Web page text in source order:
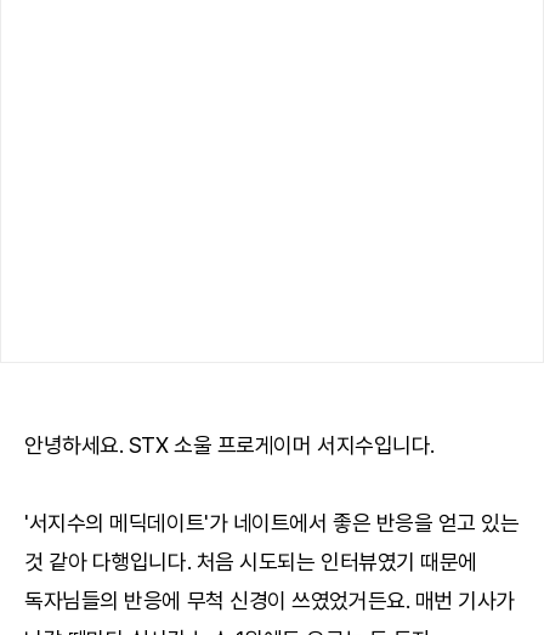
안녕하세요. STX 소울 프로게이머 서지수입니다.
'서지수의 메딕데이트'가 네이트에서 좋은 반응을 얻고 있는
것 같아 다행입니다. 처음 시도되는 인터뷰였기 때문에
독자님들의 반응에 무척 신경이 쓰였었거든요. 매번 기사가